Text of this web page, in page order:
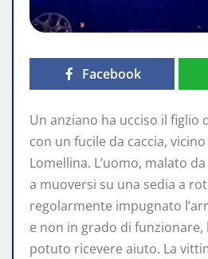
Facebook
Un anziano ha ucciso il figlio
con un fucile da caccia,
Lomellina. L’uomo, malato
a muoversi su una sedia a
regolarmente impugnato
e non in grado di
potuto ricevere aiuto. La